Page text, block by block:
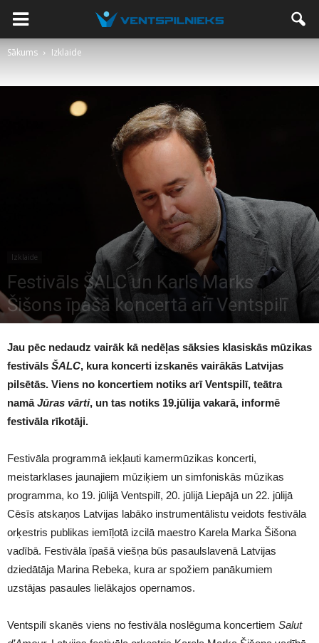
Sākums Izklaide
Izklaide
Festivāls ŠALC un Karls Marks
Šišons īpašā koncertā arī Ventspilī
1744
Jau pēc nedaudz vairāk kā nedēļas sāksies klasiskās mūzikas
festivāls ŠALC, kura koncerti izskanēs vairākās Latvijas
pilsētās. Viens no koncertiem notiks arī Ventspilī, teātra
namāJūras vārti, un tas notiks 19.jūlija vakarā, informē
festivāla rīkotāji.
Festivāla programmā iekļauti kamermūzikas koncerti,
meistarklases jaunajiem mūziķiem un simfoniskās mūzikas
programma, ko 19. jūlijā Ventspilī, 20. jūlijā Liepājā un 22. jūlijā
Cēsīs atskaņos Latvijas labāko instrumentālistu veidots festivāla
orķestris publikas iemīļotā izcilā maestro Karela Marka Šišona
vadībā. Festivāla īpašā viešņa būs pasaulslavenā Latvijas
dziedātāja Marina Rebeka, kura ar spožiem panākumiem
uzstājas pasaules lielākajos opernamos.
Ventspilī skanēs viens no festivāla noslēguma koncertiem Salut